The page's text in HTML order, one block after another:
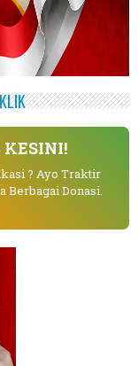
KESINI!
? Ayo Traktir
Berbagai Donasi.